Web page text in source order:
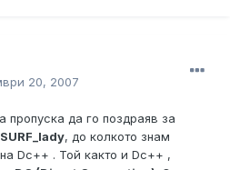
20, 2007
пропуска да го поздраяв за
SURF_lady, до колкото знам
Dc++ . Той както и Dc++ ,